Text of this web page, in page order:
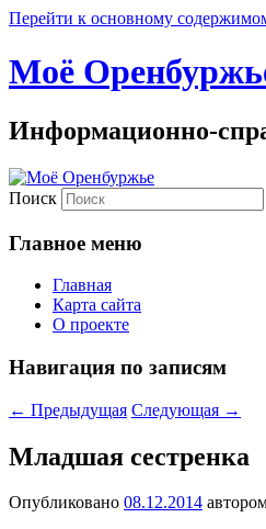
Перейти к основному
Моё
Информационно-
Поиск
Главное меню
Главная
Карта сайта
О проекте
Навигация по записям
← Предыдущая Следующая →
Младшая сестренка
Опубликовано 08.12.2014